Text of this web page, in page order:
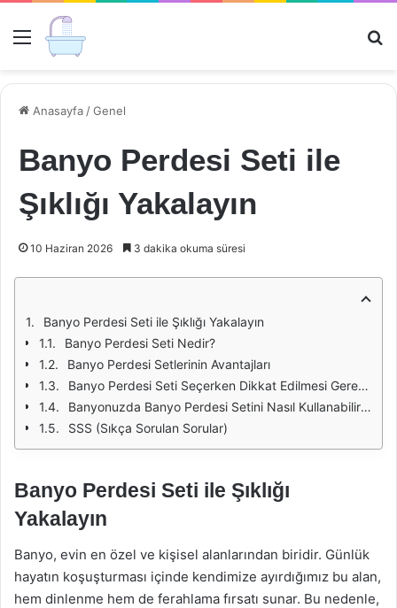
Menü
Anasayfa /Genel
Banyo Perdesi Seti ile
Şıklığı Yakalayın
10 Haziran 2026 3 dakika okuma süresi
Banyo Perdesi Seti ile Şıklığı Yakalayın
Banyo Perdesi Seti Nedir?
Banyo Perdesi Setlerinin Avantajları
Banyo Perdesi Seti Seçerken Dikkat Edilmesi Gerekenler
Banyonuzda Banyo Perdesi Setini Nasıl Kullanabilirsiniz?
SSS (Sıkça Sorulan Sorular)
Banyo Perdesi Seti ile Şıklığı
Yakalayın
Banyo, evin en özel ve kişisel alanlarından biridir. Günlük
hayatın koşuşturması içinde kendimize ayırdığımız bu alan,
hem dinlenme hem de ferahlama fırsatı sunar. Bu nedenle,